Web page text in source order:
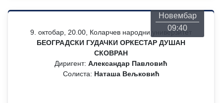
Новембар
09:40
9. октобар, 20.00, Коларчев народни универзитет
БЕОГРАДСКИ ГУДАЧКИ ОРКЕСТАР ДУШАН
СКОВРАН
Диригент: Александар Павловић
Солиста: Наташа Вељковић